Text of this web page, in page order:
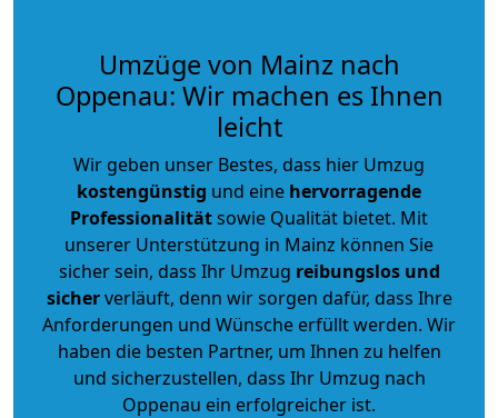
Umzüge von Mainz nach
Oppenau: Wir machen es Ihnen
leicht
Wir geben unser Bestes, dass hier Umzug
kostengünstig und eine hervorragende
Professionalitätsowie Qualität bietet. Mit
unserer Unterstützung in Mainz können Sie
sicher sein, dass Ihr Umzug reibungslos und
sicherverläuft, denn wir sorgen dafür, dass Ihre
Anforderungen und Wünsche erfüllt werden. Wir
haben die besten Partner, um Ihnen zu helfen
und sicherzustellen, dass Ihr Umzug nach
Oppenau ein erfolgreicher ist.